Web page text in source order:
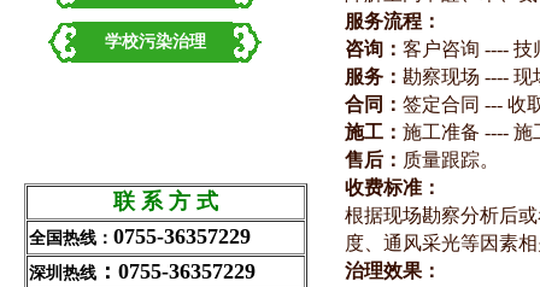
学校污染治理
联 系 方 式
全国热线： 0755-36357229
深圳热线 ：0755-36357229
服务流程：
咨询： 客户咨询 ---- 技
服务： 勘察现场 ---- 现
合同： 签定合同 --- 收
施工： 施工准备 ---- 施
售后： 质量跟踪。
收费标准：
根据现场勘察分析后
度、通风采光等因素
治理效果：